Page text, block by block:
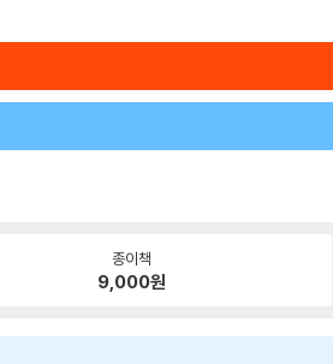
종이책
9,000원